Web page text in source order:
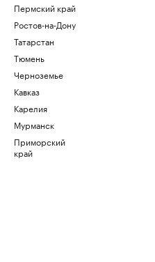
Пермский край
Ростов-на-Дону
Татарстан
Тюмень
Черноземье
Кавказ
Карелия
Мурманск
Приморский
край